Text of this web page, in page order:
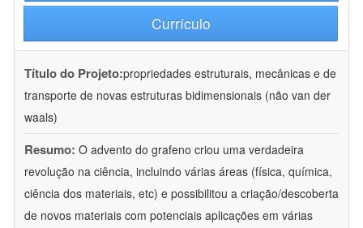
Currículo
Título do Projeto:propriedades estruturais, mecânicas e de
transporte de novas estruturas bidimensionais (não van der
waals)
Resumo: O advento do grafeno criou uma verdadeira
revolução na ciência, incluindo várias áreas (física, química,
ciência dos materiais, etc) e possibilitou a criação/descoberta
de novos materiais com potenciais aplicações em várias